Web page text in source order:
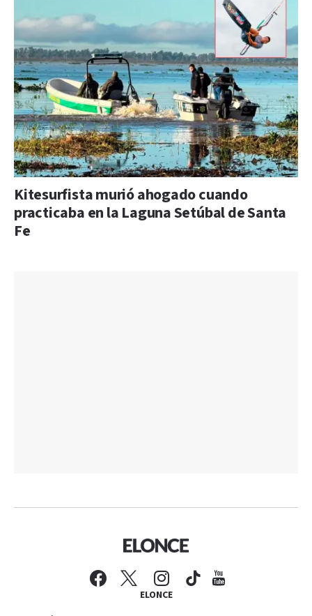
Kitesurfista murió ahogado cuando
practicaba en la Laguna Setúbal de Santa
Fe
ELONCE